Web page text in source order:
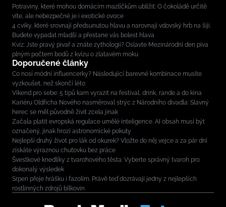
Potraviny, které mohou domácím mazlíčkům ublížit: O čokoládě určitě
víte, ale nebezpečné je i exotické ovoce
4 cviky, které srovnají předsunutou hlavu a narovnají vdovský hrb na šíji.
Budete vypadat mladší a přestane vás bolest hlava
Kvíz: Jste pravý pivař a znáte zythologii? Oslavte Mezinárodní den piva
plným počtem bodů z kvízu o zlatavém moku
Doporučené články
Co nosí módní influencerky? Následující barevné kombinace musíte
vyzkoušet, než skončí léto
Víkend pro sebe: 5 tipů kam vyrazit na festival, drink, rande a do kina
Kariéru Oldřicha Nového nasměroval strýc z Národního divadla: Slavný
herec se měl původně živit zcela jinak
Začala platit evropská regulace umělé inteligence. AI obsah musí být
označený, jinak hrozí astronomické pokuty
Nejlepší druhý život pro lák od okurek? Vložte do něj vejce a za pár dní
získáte výraznou chuťovku bez práce
Švestkové knedlíky z tvarohového těsta: Vyberte správný tvaroh pro
dokonalý výsledek
Srpen přeje hrášku i fazolím. Právě teď dozrávají jedny z nejlepších
rostlinných zdrojů bílkovin